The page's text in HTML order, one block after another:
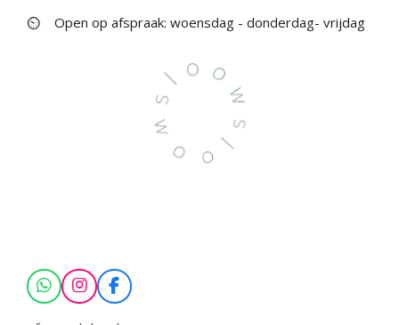
⏲
Open op afspraak: woensdag - donderdag- vrijdag
W
h
I
n
F
a